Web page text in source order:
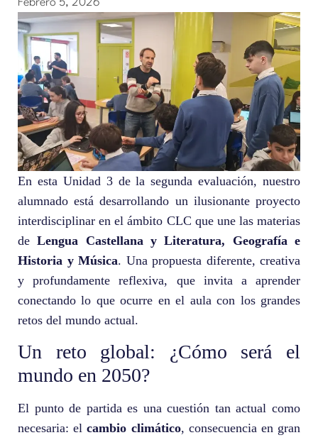
Febrero 5, 2026
En esta Unidad 3 de la segunda evaluación, nuestro
alumnado está desarrollando un ilusionante proyecto
interdisciplinar en el ámbito CLC que une las materias
deLengua Castellana y Literatura, Geografía e
Historia y Música. Una propuesta diferente, creativa
y profundamente reflexiva, que invita a aprender
conectando lo que ocurre en el aula con los grandes
retos del mundo actual.
Un reto global: ¿Cómo será el
mundo en 2050?
El punto de partida es una cuestión tan actual como
necesaria: elcambio climático, consecuencia en gran